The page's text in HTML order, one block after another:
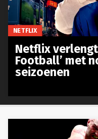
NETFLIX
Netflix verlengt
Football’ met
seizoenen